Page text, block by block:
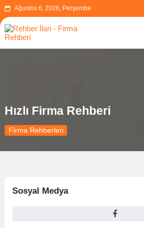
Ağustos 6, 2026, Perşembe
Hızlı Firma Rehberi
Firma Rehberleri
Sosyal Medya